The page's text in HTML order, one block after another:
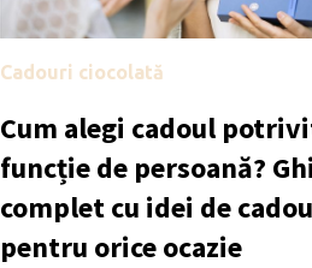
Cadouri ciocolată
Cum alegi cadoul
funcție de persoană?
complet cu idei de
pentru orice ocazie